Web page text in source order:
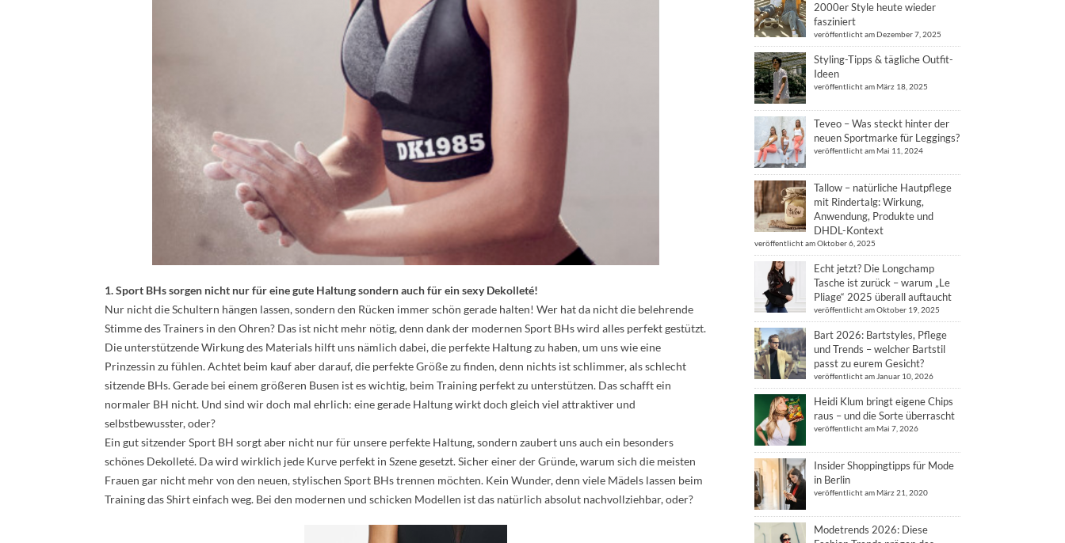
1. Sport BHs sorgen nicht nur für eine gute Haltung sondern auch für ein sexy Dekolleté!
Nur nicht die Schultern hängen lassen, sondern den Rücken immer schön gerade halten! Wer hat da nicht die belehrende
Stimme des Trainers in den Ohren? Das ist nicht mehr nötig, denn dank der modernen Sport BHs wird alles perfekt gestützt.
Die unterstützende Wirkung des Materials hilft uns nämlich dabei, die perfekte Haltung zu haben, um uns wie eine
Prinzessin zu fühlen. Achtet beim kauf aber darauf, die perfekte Größe zu finden, denn nichts ist schlimmer, als schlecht
sitzende BHs. Gerade bei einem größeren Busen ist es wichtig, beim Training perfekt zu unterstützen. Das schafft ein
normaler BH nicht. Und sind wir doch mal ehrlich: eine gerade Haltung wirkt doch gleich viel attraktiver und
selbstbewusster, oder?
Ein gut sitzender Sport BH sorgt aber nicht nur für unsere perfekte Haltung, sondern zaubert uns auch ein besonders
schönes Dekolleté. Da wird wirklich jede Kurve perfekt in Szene gesetzt. Sicher einer der Gründe, warum sich die meisten
Frauen gar nicht mehr von den neuen, stylischen Sport BHs trennen möchten. Kein Wunder, denn viele Mädels lassen beim
Training das Shirt einfach weg. Bei den modernen und schicken Modellen ist das natürlich absolut nachvollziehbar, oder?
2000er Style heute wieder
fasziniert
veröffentlicht am Dezember 7, 2025
Styling-Tipps & tägliche Outfit-
Ideen
veröffentlicht am März 18, 2025
Teveo – Was steckt hinter der
neuen Sportmarke für Leggings?
veröffentlicht am Mai 11, 2024
Tallow – natürliche Hautpflege
mit Rindertalg: Wirkung,
Anwendung, Produkte und
DHDL-Kontext
veröffentlicht am Oktober 6, 2025
Echt jetzt? Die Longchamp
Tasche ist zurück – warum „Le
Pliage“ 2025 überall auftaucht
veröffentlicht am Oktober 19, 2025
Bart 2026: Bartstyles, Pflege
und Trends – welcher Bartstil
passt zu eurem Gesicht?
veröffentlicht am Januar 10, 2026
Heidi Klum bringt eigene Chips
raus – und die Sorte überrascht
veröffentlicht am Mai 7, 2026
Insider Shoppingtipps für Mode
in Berlin
veröffentlicht am März 21, 2020
Modetrends 2026: Diese